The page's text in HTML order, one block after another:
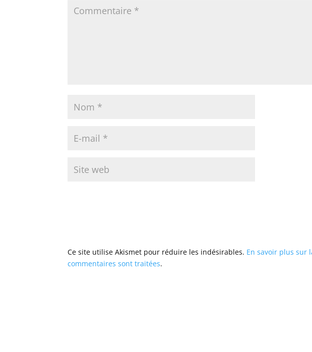
Ce site utilise Akismet pour réduire les indésirables. En savoir plus sur
commentaires sont traitées.